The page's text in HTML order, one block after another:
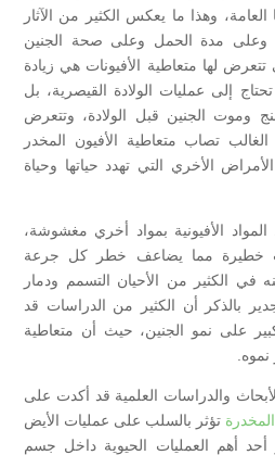
وهذا ما يعكس الكثير من الآثار
وعلى مدة الحمل وعلى صحة الجنين
لها متعاطية الأفيونات هي زيادة
إلى عمليات الولادة القيصرية، بل
وموت الجنين قبل الولادة، وتتعرض
تصاب متعاطية الأفيون المخدر
الأخري التي تهدد حياتها وحياة
الأفيونية بمواد أخري مغشوشة،
خطيرة مما يضاعف خطر كل جرعة
في الكثير من الأحيان التسمم ودمار
بالذكر أن الكثير من الدراسات قد
على نمو الجنين، حيث أن متعاطية
والدراسات العلمية قد أكدت على
تؤثر بالسلب على عمليات الأيض
أهم العمليات الحيوية داخل جسم